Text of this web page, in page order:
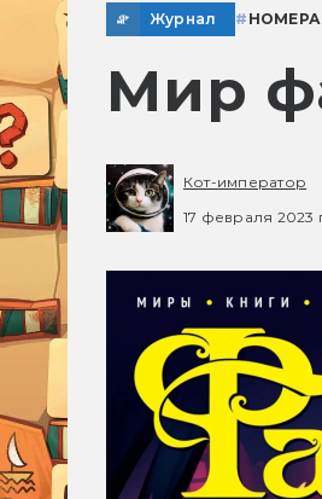
Журнал # НОМЕРА
Мир
Кот-император
17 февраля 2023